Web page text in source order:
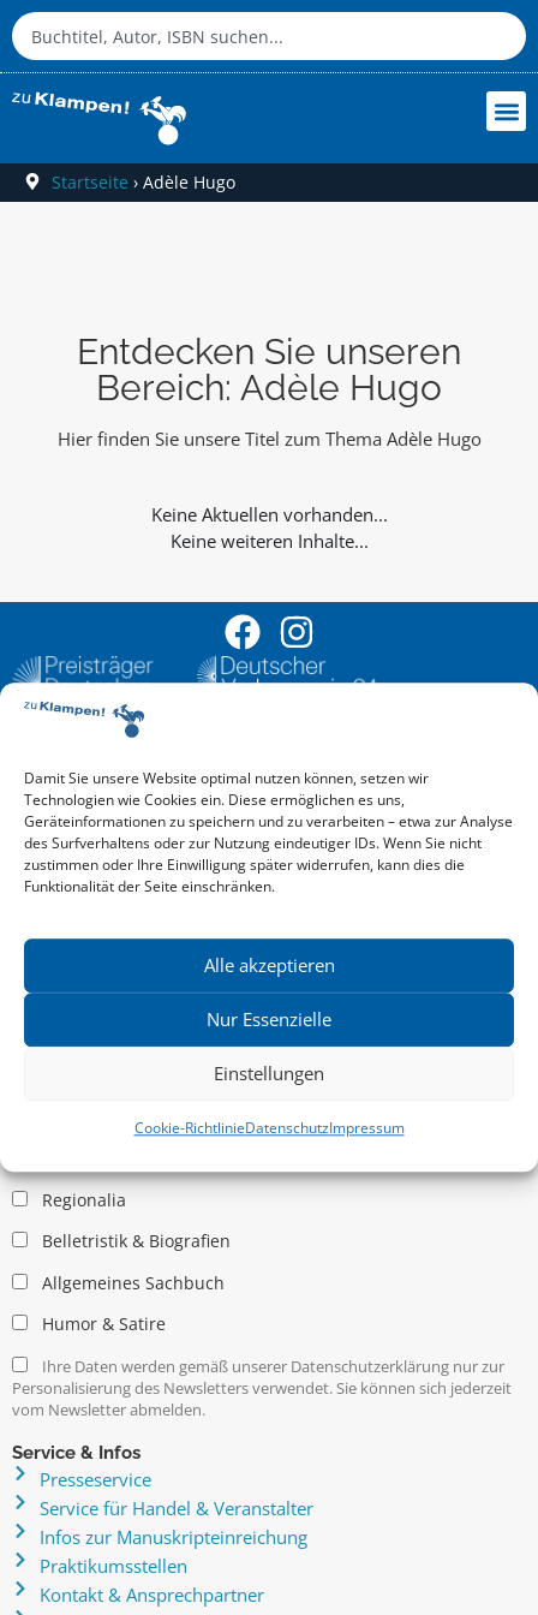
Damit Sie unsere Website optimal nutzen können, setzen wir
Technologien wie Cookies ein. Diese ermöglichen es uns,
Geräteinformationen zu speichern und zu verarbeiten – etwa zur Analyse
des Surfverhaltens oder zur Nutzung eindeutiger IDs. Wenn Sie nicht
zustimmen oder Ihre Einwilligung später widerrufen, kann dies die
Funktionalität der Seite einschränken.
Alle akzeptieren
Nur Essenzielle
Einstellungen
Cookie-RichtlinieDatenschutzImpressum
Startseite › Adèle Hugo
Entdecken Sie unseren
Bereich: Adèle Hugo
Hier finden Sie unsere Titel zum Thema Adèle Hugo
Keine weiteren Inhalte...
Aktuelle Vorschau
Entdecken Sie das aktuelle zu-Klampen!-Verlagsprogramm.
Hier finden Sie die Verlagsvorschau – einfach direkt online
reinlesen oder herunterladen.
Download: Vorschau zu Klampen! Herbst 2026
Mehr aktuelle Vorschauen ansehen
News zu aktuellen Neuheiten und Nachrichten im zu Klampen!
Verlag – jederzeit wieder abbestellbar.
Kritische Theorie / Philosophie
Regionalia
Belletristik & Biografien
Allgemeines Sachbuch
Humor & Satire
Ihre Daten werden gemäß unserer Datenschutzerklärung nur zur
Personalisierung des Newsletters verwendet. Sie können sich jederzeit
vom Newsletter abmelden.
Service & Infos
Presseservice
Service für Handel & Veranstalter
Infos zur Manuskripteinreichung
Praktikumsstellen
Kontakt & Ansprechpartner